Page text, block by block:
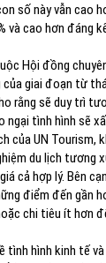
số này vẫn cao
và cao hơn đáng
Hội đồng
giai đoạn từ
rằng sẽ duy trì
ngại tình hình sẽ
của UN Tourism,
du lịch tương
cả hợp lý. Bên
điểm đến gần
chi tiêu ít hơn
tình hình kinh tế